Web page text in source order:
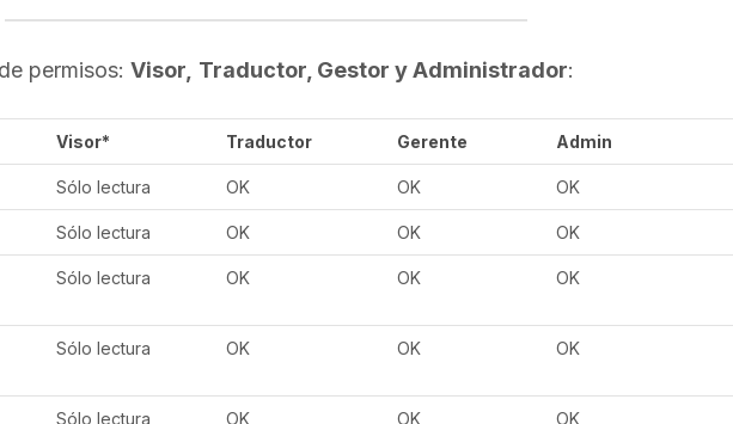
permisos: Visor, Traductor, Gestor y Administrador:
Visor* Traductor Gerente Admin
Sólo lectura OK OK OK
Sólo lectura OK OK OK
Sólo lectura OK OK OK
Sólo lectura OK OK OK
Sólo lectura OK OK OK